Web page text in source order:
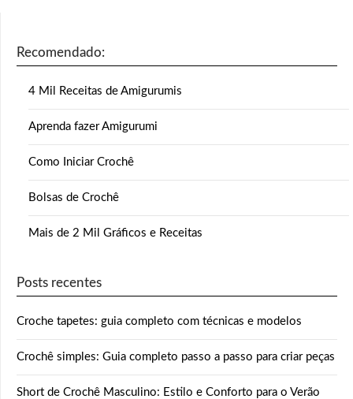
Recomendado:
4 Mil Receitas de Amigurumis
Aprenda fazer Amigurumi
Como Iniciar Crochê
Bolsas de Crochê
Mais de 2 Mil Gráficos e Receitas
Posts recentes
Croche tapetes: guia completo com técnicas e modelos
Crochê simples: Guia completo passo a passo para criar peças
Short de Crochê Masculino: Estilo e Conforto para o Verão